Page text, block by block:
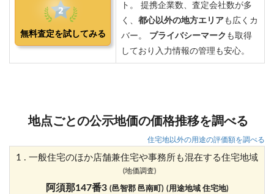
地点ごとの公示地価の価格推移を調べる
住宅地以外の用途の評価額を調べる
1 . 一般住宅のほか店舗兼住宅や事務所も混在する住宅地域
(地価調査)
阿須那147番3 (邑智郡 邑南町) (用途地域 住宅地)